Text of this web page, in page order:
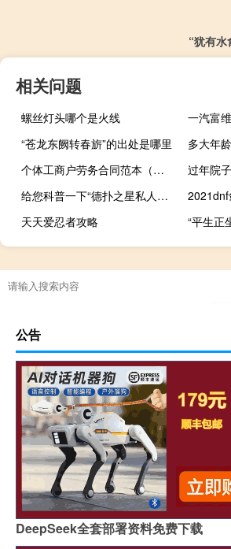
“犹有水
相关问题
螺丝灯头哪个是火线
“苍龙东阙转春旂”的出处是哪里
多大年
个体工商户劳务合同范本（个体工商户劳务费税率）
过年院
给您科普一下“德扑之星私人局透视怎么开!详细教程”其实真的有挂
天天爱忍者攻略
“平生正
公告
DeepSeek全套部署资料免费下载